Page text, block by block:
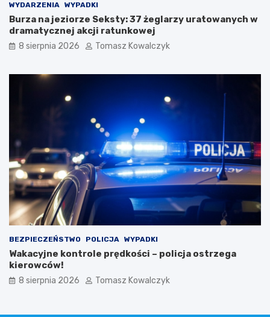
WYDARZENIA WYPADKI
Burza na jeziorze Seksty: 37 żeglarzy uratowanych w
dramatycznej akcji ratunkowej
8 sierpnia 2026 Tomasz Kowalczyk
BEZPIECZEŃSTWO POLICJA WYPADKI
Wakacyjne kontrole prędkości – policja ostrzega
kierowców!
8 sierpnia 2026 Tomasz Kowalczyk